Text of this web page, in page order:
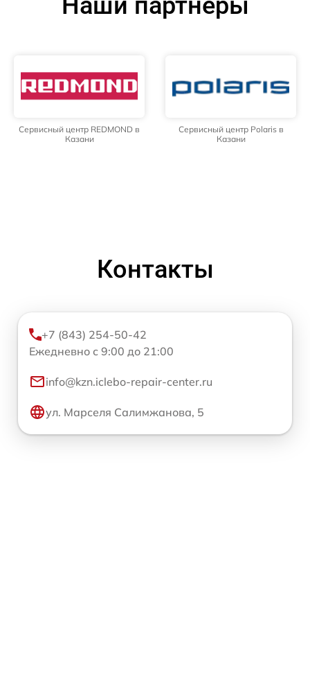
Сервисный центр REDMOND в
Казани
Сервисный центр Polaris в
Казани
Контакты
+7 (843) 254-50-42
Ежедневно с 9:00 до 21:00
info@kzn.iclebo-repair-center.ru
ул. Марселя Салимжанова, 5